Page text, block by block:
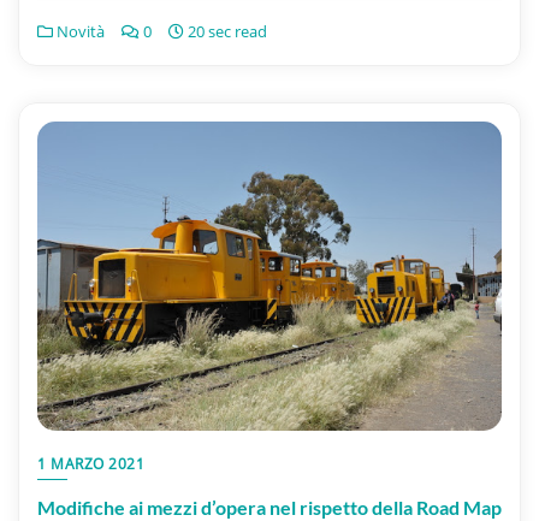
Novità 0 20 sec read
1 MARZO 2021
Modifiche ai mezzi d’opera nel rispetto della Road Map